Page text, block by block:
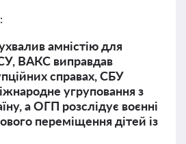
амністію для
ВАКС виправдав
справах, СБУ
угруповання з
а ОГП розслідує воєнні
переміщення дітей із